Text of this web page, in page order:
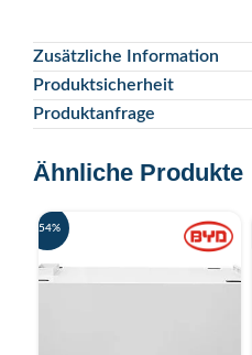
Zusätzliche Information
Produktsicherheit
Produktanfrage
Ähnliche Produkte
-54%